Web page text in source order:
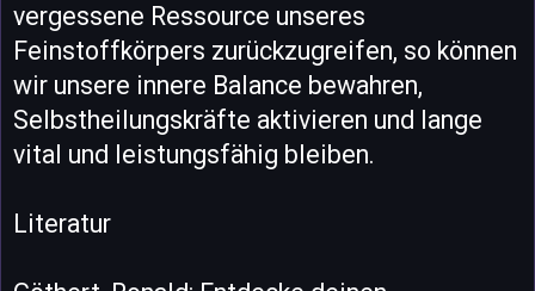
vergessene Ressource unseres
Feinstoffkörpers zurückzugreifen, so können
wir unsere innere Balance bewahren,
Selbstheilungskräfte aktivieren und lange
vital und leistungsfähig bleiben.
Literatur